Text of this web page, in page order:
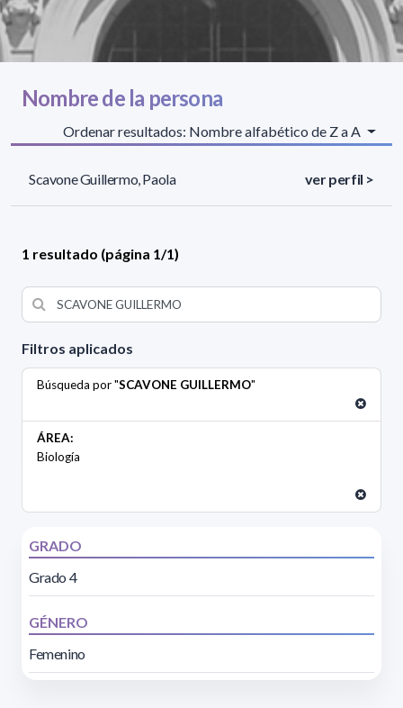
Filtros aplicados
Búsqueda por "SCAVONE GUILLERMO"
ÁREA:
Biología
GRADO
Grado 4
GÉNERO
Femenino
Nombre de la persona
Ordenar resultados: Nombre alfabético de Z a A
Scavone Guillermo, Paola ver perfil >
1 resultado (página 1/1)